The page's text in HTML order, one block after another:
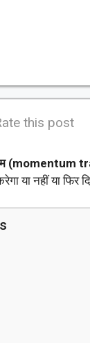
this post
(momentum
या नहीं या फिर